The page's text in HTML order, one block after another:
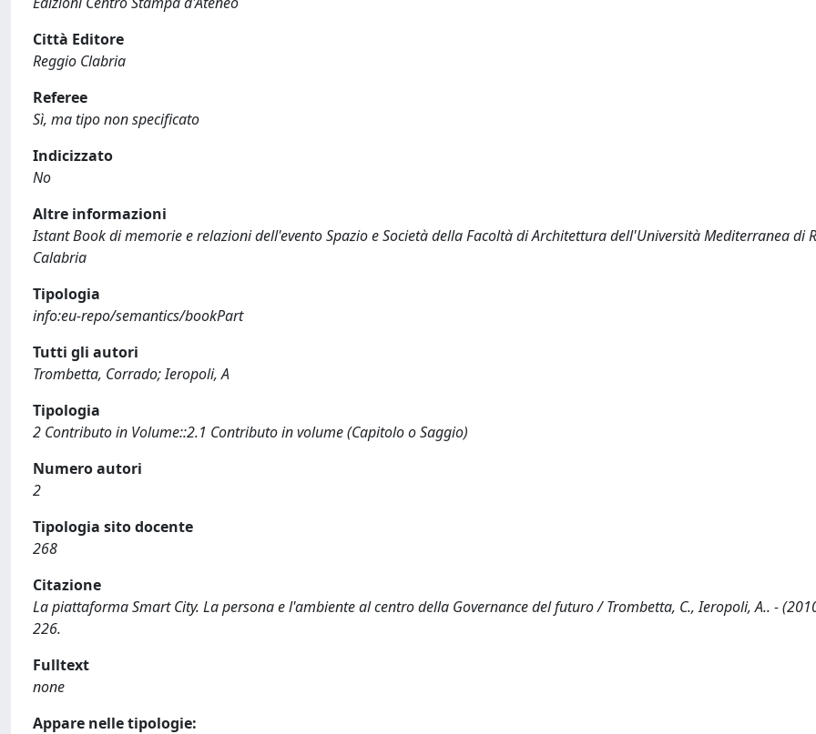
Città Editore
Reggio Clabria
Referee
Sì, ma tipo non specificato
Indicizzato
No
Altre informazioni
Istant Book di memorie e relazioni dell'evento Spazio e Società della Facoltà di Architettura dell'Università Mediterranea di
Calabria
Tipologia
info:eu-repo/semantics/bookPart
Tutti gli autori
Trombetta, Corrado; Ieropoli, A
Tipologia
2 Contributo in Volume::2.1 Contributo in volume (Capitolo o Saggio)
Numero autori
2
Tipologia sito docente
268
Citazione
La piattaforma Smart City. La persona e l'ambiente al centro della Governance del futuro / Trombetta, C., Ieropoli, A.. -
226.
Fulltext
none
Appare nelle tipologie: